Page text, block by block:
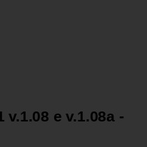
e v.1.08a -